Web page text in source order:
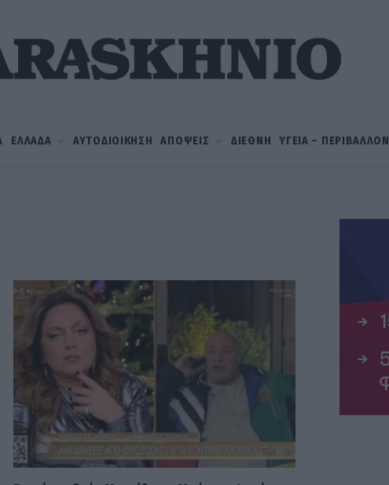
ΕΛΛΑΔΑ ΑΥΤΟΔΙΟΙΚΗΣΗ ΑΠΟΨΕΙΣ ΔΙΕΘΝΗ ΥΓΕΙΑ – ΠΕΡΙΒΑΛΛΟΝ